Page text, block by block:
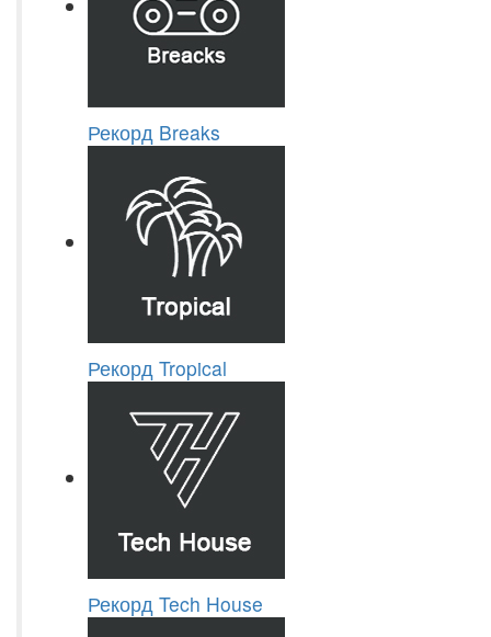
Рекорд Breaks
Рекорд Tropical
Рекорд Tech House